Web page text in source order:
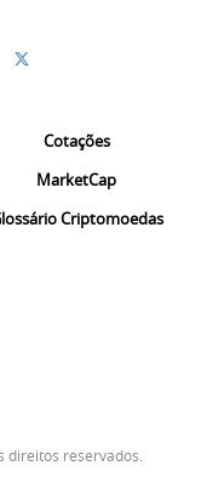
Cotações
MarketCap
Criptomoedas
direitos reservados.